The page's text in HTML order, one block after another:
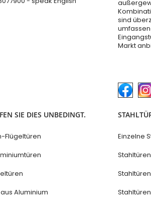
sind
Markt
SIE DIES UNBEDINGT.
Flügeltüren
Aluminium
Einzelne